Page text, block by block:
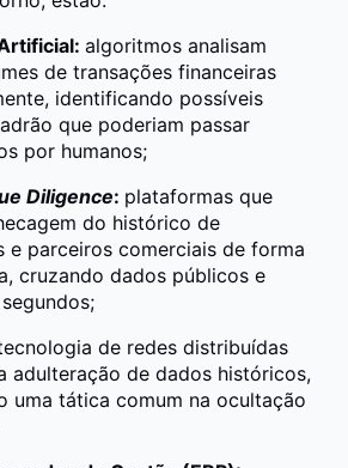
algoritmos analisam
de transações financeiras
identificando possíveis
que poderiam passar
por humanos;
Diligence: plataformas que
do histórico de
e parceiros comerciais de forma
cruzando dados públicos e
de redes distribuídas
adulteração de dados históricos,
uma tática comum na ocultação